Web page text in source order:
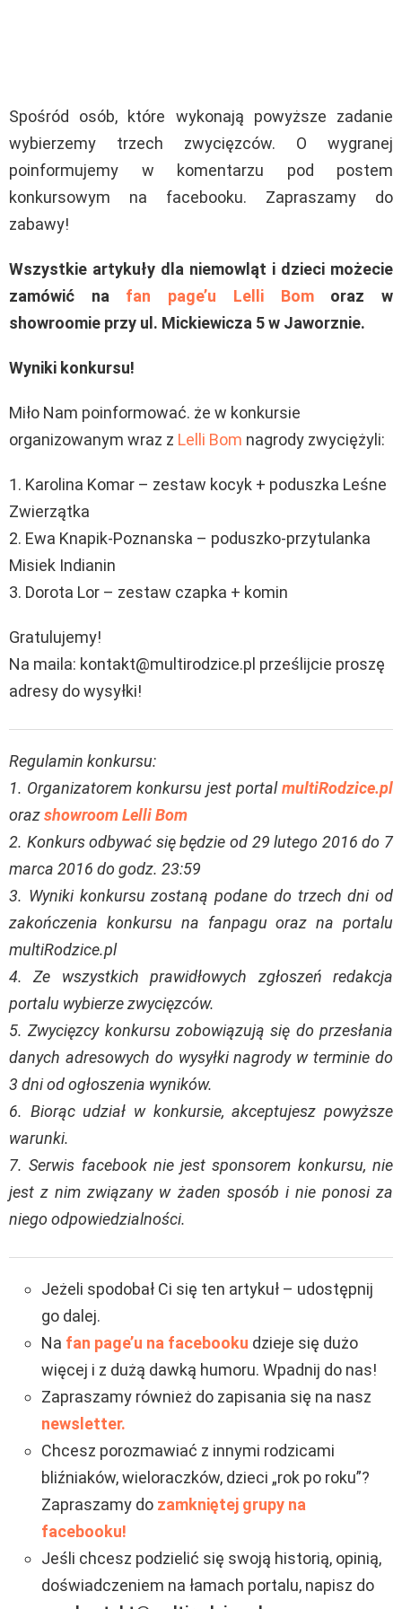
Spośród osób, które wykonają powyższe zadanie
wybierzemy trzech zwycięzców. O wygranej
poinformujemy w komentarzu pod postem
konkursowym na facebooku. Zapraszamy do
zabawy!
Wszystkie artykuły dla niemowląt i dzieci możecie
zamówić na fan page’u Lelli Bomoraz w
showroomie przy ul. Mickiewicza 5 w Jaworznie.
Wyniki konkursu!
Miło Nam poinformować. że w konkursie
organizowanym wraz z Lelli Bom nagrody zwyciężyli:
1. Karolina Komar – zestaw kocyk + poduszka Leśne
Zwierzątka
2. Ewa Knapik-Poznanska – poduszko-przytulanka
Misiek Indianin
3. Dorota Lor – zestaw czapka + komin
Gratulujemy!
Na maila: kontakt@multirodzice.pl prześlijcie proszę
adresy do wysyłki!
Regulamin konkursu:
1. Organizatorem konkursu jest portalmultiRodzice.pl
orazshowroom Lelli Bom
2. Konkurs odbywać się będzie od 29 lutego 2016 do 7
marca 2016 do godz. 23:59
3. Wyniki konkursu zostaną podane do trzech dni od
zakończenia konkursu na fanpagu oraz na portalu
multiRodzice.pl
4. Ze wszystkich prawidłowych zgłoszeń redakcja
portalu wybierze zwycięzców.
5. Zwycięzcy konkursu zobowiązują się do przesłania
danych adresowych do wysyłki nagrody w terminie do
3 dni od ogłoszenia wyników.
6. Biorąc udział w konkursie, akceptujesz powyższe
warunki.
7. Serwis facebook nie jest sponsorem konkursu, nie
jest z nim związany w żaden sposób i nie ponosi za
niego odpowiedzialności.
Jeżeli spodobał Ci się ten artykuł – udostępnij
go dalej.
Na fan page’u na facebooku dzieje się dużo
więcej i z dużą dawką humoru. Wpadnij do nas!
Zapraszamy również do zapisania się na nasz
newsletter.
Chcesz porozmawiać z innymi rodzicami
bliźniaków, wieloraczków, dzieci „rok po roku”?
Zapraszamy do zamkniętej grupy na
facebooku!
Jeśli chcesz podzielić się swoją historią, opinią,
doświadczeniem na łamach portalu, napisz do